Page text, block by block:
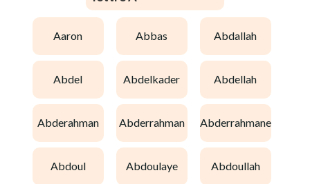
aaron abbas abdallah
abdel abdelkader abdellah
abderahman abderrahman abderrahmane
abdoul abdoulaye abdoullah